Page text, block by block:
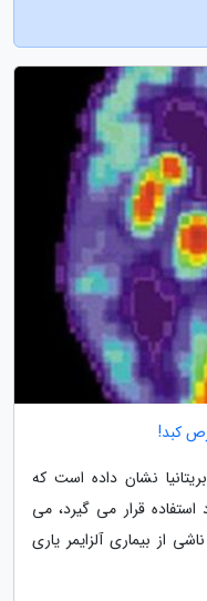
کبد!
نشان داده است که
استفاده قرار می گیرد، می
از بیماری آلزایمر یاری